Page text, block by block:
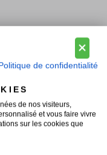
de confidentialité
de nos visiteurs,
et vous faire vivre
sur les cookies que